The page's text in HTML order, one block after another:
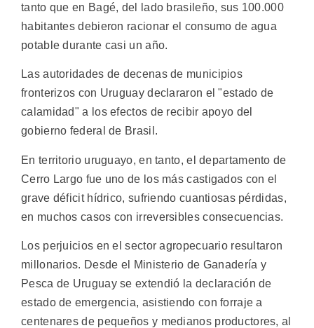
tanto que en Bagé, del lado brasileño, sus 100.000
habitantes debieron racionar el consumo de agua
potable durante casi un año.
Las autoridades de decenas de municipios
fronterizos con Uruguay declararon el "estado de
calamidad" a los efectos de recibir apoyo del
gobierno federal de Brasil.
En territorio uruguayo, en tanto, el departamento de
Cerro Largo fue uno de los más castigados con el
grave déficit hídrico, sufriendo cuantiosas pérdidas,
en muchos casos con irreversibles consecuencias.
Los perjuicios en el sector agropecuario resultaron
millonarios. Desde el Ministerio de Ganadería y
Pesca de Uruguay se extendió la declaración de
estado de emergencia, asistiendo con forraje a
centenares de pequeños y medianos productores, al